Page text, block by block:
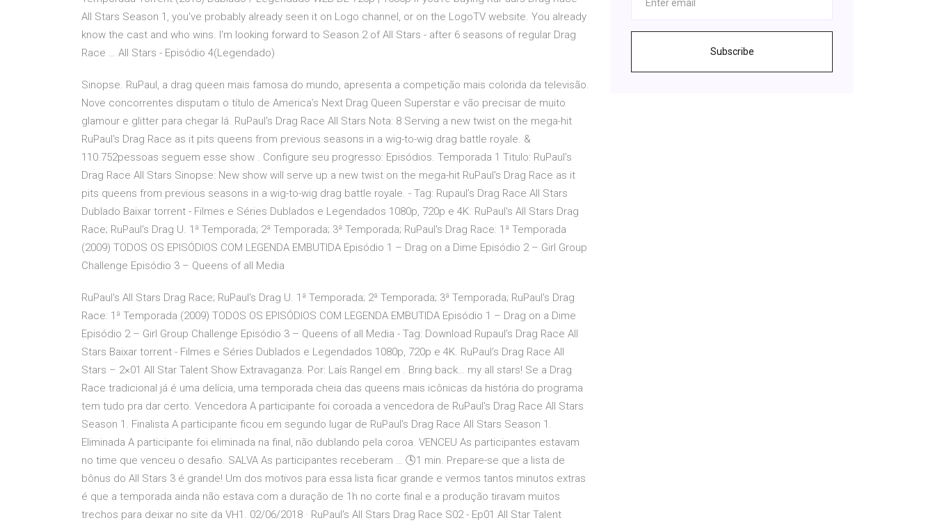
All Stars Season 1, you've probably already seen it on Logo channel, or on the LogoTV website. You already
know the cast and who wins. I'm looking forward to Season 2 of All Stars - after 6 seasons of regular Drag
Race … All Stars - Episódio 4(Legendado)
Sinopse. RuPaul, a drag queen mais famosa do mundo, apresenta a competição mais colorida da televisão.
Nove concorrentes disputam o título de America’s Next Drag Queen Superstar e vão precisar de muito
glamour e glitter para chegar lá. RuPaul's Drag Race All Stars Nota: 8 Serving a new twist on the mega-hit
RuPaul's Drag Race as it pits queens from previous seasons in a wig-to-wig drag battle royale. &
110.752pessoas seguem esse show . Configure seu progresso: Episódios. Temporada 1 Titulo: RuPaul's
Drag Race All Stars Sinopse: New show will serve up a new twist on the mega-hit RuPaul's Drag Race as it
pits queens from previous seasons in a wig-to-wig drag battle royale. - Tag: Rupaul’s Drag Race All Stars
Dublado Baixar torrent - Filmes e Séries Dublados e Legendados 1080p, 720p e 4K. RuPaul's All Stars Drag
Race; RuPaul's Drag U. 1ª Temporada; 2ª Temporada; 3ª Temporada; RuPaul's Drag Race: 1ª Temporada
(2009) TODOS OS EPISÓDIOS COM LEGENDA EMBUTIDA Episódio 1 – Drag on a Dime Episódio 2 – Girl Group
Challenge Episódio 3 – Queens of all Media
RuPaul's All Stars Drag Race; RuPaul's Drag U. 1ª Temporada; 2ª Temporada; 3ª Temporada; RuPaul's Drag
Race: 1ª Temporada (2009) TODOS OS EPISÓDIOS COM LEGENDA EMBUTIDA Episódio 1 – Drag on a Dime
Episódio 2 – Girl Group Challenge Episódio 3 – Queens of all Media - Tag: Download Rupaul’s Drag Race All
Stars Baixar torrent - Filmes e Séries Dublados e Legendados 1080p, 720p e 4K. RuPaul’s Drag Race All
Stars – 2×01 All Star Talent Show Extravaganza. Por: Laís Rangel em . Bring back… my all stars! Se a Drag
Race tradicional já é uma delícia, uma temporada cheia das queens mais icônicas da história do programa
tem tudo pra dar certo. Vencedora A participante foi coroada a vencedora de RuPaul's Drag Race All Stars
Season 1. Finalista A participante ficou em segundo lugar de RuPaul's Drag Race All Stars Season 1.
Eliminada A participante foi eliminada na final, não dublando pela coroa. VENCEU As participantes estavam
no time que venceu o desafio. SALVA As participantes receberam … 🕓1 min. Prepare-se que a lista de
bônus do All Stars 3 é grande! Um dos motivos para essa lista ficar grande e vermos tantos minutos extras
é que a temporada ainda não estava com a duração de 1h no corte final e a produção tiravam muitos
trechos para deixar no site da VH1. 02/06/2018 · RuPaul's All Stars Drag Race S02 - Ep01 All Star Talent
Subscribe